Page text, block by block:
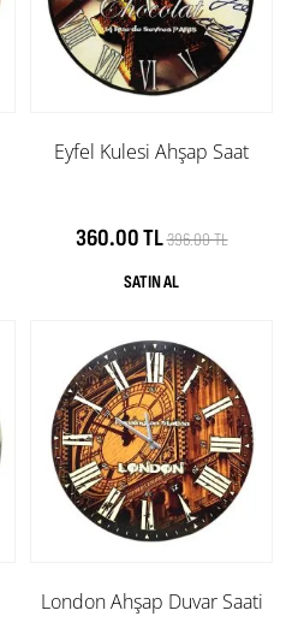
Eyfel Kulesi Ahşap Saat
360.00 TL396.00 TL
London Ahşap Duvar Saati